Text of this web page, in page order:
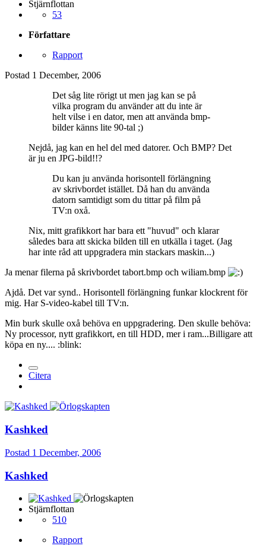
Stjärnflottan
53
Författare
Rapport
Postad 1 December, 2006
Det såg lite rörigt ut men jag kan se på
vilka program du använder att du inte är
helt vilse i en dator, men att använda bmp-
bilder känns lite 90-tal ;)
Nejdå, jag kan en hel del med datorer. Och BMP? Det
är ju en JPG-bild!!?
Du kan ju använda horisontell förlängning
av skrivbordet istället. Då han du använda
datorn samtidigt som du tittar på film på
TV:n oxå.
Nix, mitt grafikkort har bara ett "huvud" och klarar
således bara att skicka bilden till en utkälla i taget. (Jag
har inte råd att uppgradera min stackars maskin...)
Ja menar filerna på skrivbordet tabort.bmp och wiliam.bmp
Ajdå. Det var synd.. Horisontell förlängning funkar klockrent för
mig. Har S-video-kabel till TV:n.
Min burk skulle oxå behöva en uppgradering. Den skulle behöva:
Ny processor, nytt grafikkort, en till HDD, mer i ram...Billigare att
köpa en ny.... :blink:
Citera
Kashked
Postad 1 December, 2006
Kashked
Stjärnflottan
510
Rapport